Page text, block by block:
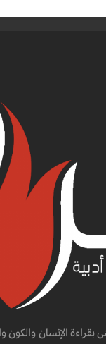
بقراءة الإنسان والكون